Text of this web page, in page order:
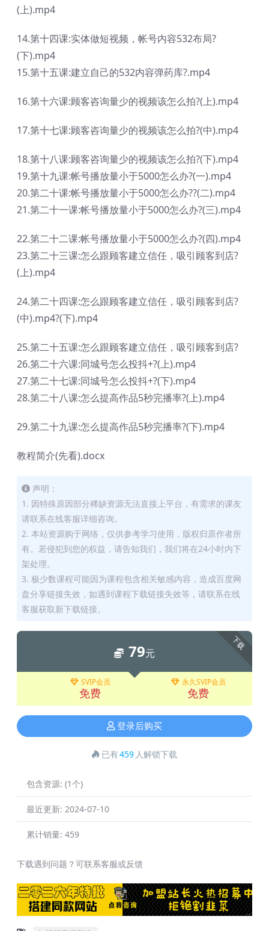
(上).mp4
14.第十四课:实体做短视频，帐号内容532布局?
(下).mp4
15.第十五课:建立自己的532内容弹药库?.mp4
16.第十六课:顾客咨询量少的视频该怎么拍?(上).mp4
17.第十七课:顾客咨询量少的视频该怎么拍?(中).mp4
18.第十八课:顾客咨询量少的视频该怎么拍?(下).mp4
19.第十九课:帐号播放量小于5000怎么办?(一).mp4
20.第二十课:帐号播放量小于5000怎么办??(二).mp4
21.第二十一课:帐号播放量小于5000怎么办?(三).mp4
22.第二十二课:帐号播放量小于5000怎么办?(四).mp4
23.第二十三课:怎么跟顾客建立信任，吸引顾客到店?
(上).mp4
24.第二十四课:怎么跟顾客建立信任，吸引顾客到店?
(中).mp4?(下).mp4
25.第二十五课:怎么跟顾客建立信任，吸引顾客到店?
26.第二十六课:同城号怎么投抖+?(上).mp4
27.第二十七课:同城号怎么投抖+?(下).mp4
28.第二十八课:怎么提高作品5秒完播率?(上).mp4
29.第二十九课:怎么提高作品5秒完播率?(下).mp4
教程简介(先看).docx
声明：
1. 因特殊原因部分稀缺资源无法直接上平台，有需求的课友
请联系在线客服详细咨询。
2. 本站资源购于网络，仅供参考学习使用，版权归原作者所
有。若侵犯到您的权益，请告知我们，我们将在24小时内下
架处理。
3. 极少数课程可能因为课程包含相关敏感内容，造成百度网
盘分享链接失效，如遇到课程下载链接失效等，请联系在线
客服获取新下载链接。
下载
79元
SVIP会员
免费
永久SVIP会员
免费
登录后购买
已有459 人解锁下载
包含资源: (1个)
最近更新: 2024-07-10
累计销量: 459
下载遇到问题？可联系客服或反馈